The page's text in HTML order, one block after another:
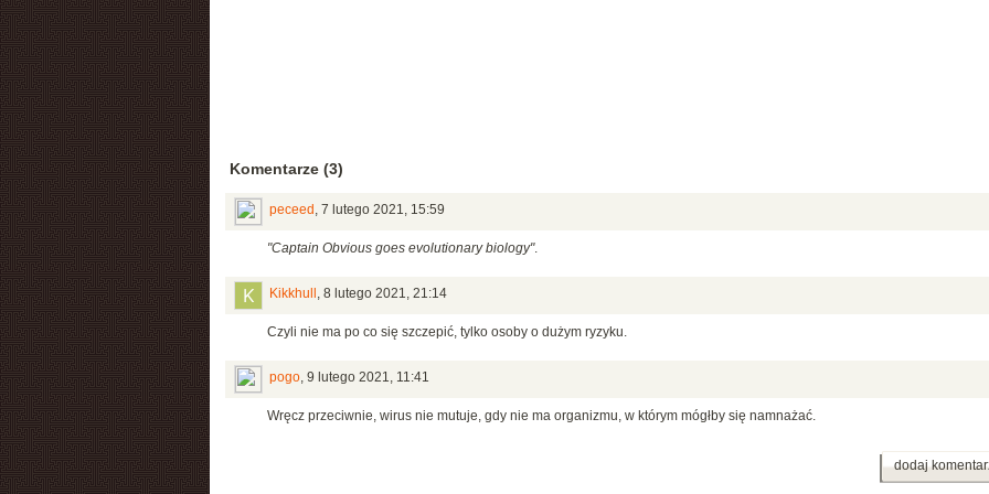
Komentarze (3)
peceed , 7 lutego 2021, 15:59
"Captain Obvious goes evolutionary biology".
Kikkhull , 8 lutego 2021, 21:14
Czyli nie ma po co się szczepić, tylko osoby o dużym ryzyku.
pogo, 9 lutego 2021, 11:41
Wręcz przeciwnie, wirus nie mutuje, gdy nie ma organizmu, w którym mógłby się namnażać.
dodaj